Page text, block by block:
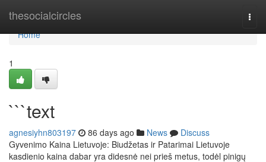
thesocialcircles
Home
Home
1
```text
agnesiyhn803197 86 days ago News
Discuss
Gyvenimo Kaina Lietuvoje: Biudžetas ir Patarimai Lietuvoje
kasdienio kaina dabar yra didesnė nei prieš metus, todėl pinigų